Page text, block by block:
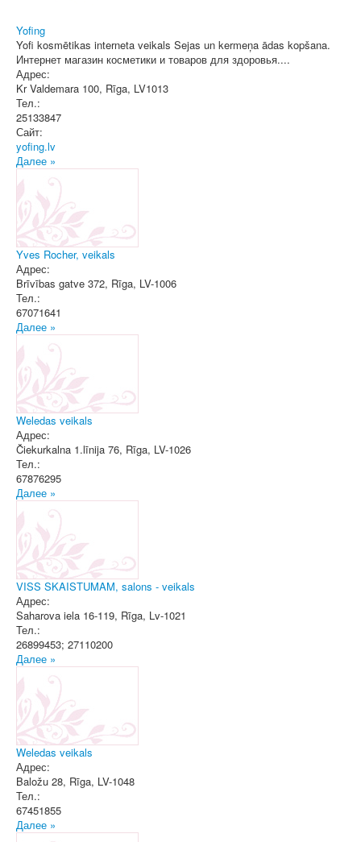
Yofing
Yofi kosmētikas interneta veikals Sejas un kermeņa ādas kopšana.
Интернет магазин косметики и товаров для здоровья....
Адрес:
Kr Valdemara 100, Rīga, LV1013
Тел.:
25133847
Сайт:
yofing.lv
Далее »
Yves Rocher, veikals
Адрес:
Brīvības gatve 372, Rīga, LV-1006
Тел.:
67071641
Далее »
Weledas veikals
Адрес:
Čiekurkalna 1.līnija 76, Rīga, LV-1026
Тел.:
67876295
Далее »
VISS SKAISTUMAM, salons - veikals
Адрес:
Saharova iela 16-119, Rīga, Lv-1021
Тел.:
26899453; 27110200
Далее »
Weledas veikals
Адрес:
Baložu 28, Rīga, LV-1048
Тел.:
67451855
Далее »